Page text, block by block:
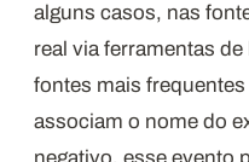
alguns casos, nas
real via ferramentas
fontes mais
associam o nome do